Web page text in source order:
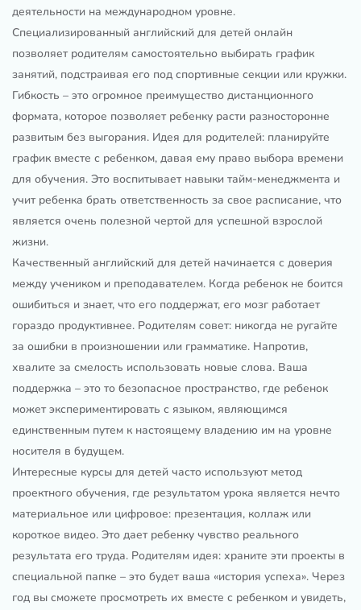
деятельности на международном уровне.
Специализированный английский для детей онлайн
позволяет родителям самостоятельно выбирать график
занятий, подстраивая его под спортивные секции или кружки.
Гибкость – это огромное преимущество дистанционного
формата, которое позволяет ребенку расти разносторонне
развитым без выгорания. Идея для родителей: планируйте
график вместе с ребенком, давая ему право выбора времени
для обучения. Это воспитывает навыки тайм-менеджмента и
учит ребенка брать ответственность за свое расписание, что
является очень полезной чертой для успешной взрослой
жизни.
Качественный английский для детей начинается с доверия
между учеником и преподавателем. Когда ребенок не боится
ошибиться и знает, что его поддержат, его мозг работает
гораздо продуктивнее. Родителям совет: никогда не ругайте
за ошибки в произношении или грамматике. Напротив,
хвалите за смелость использовать новые слова. Ваша
поддержка – это то безопасное пространство, где ребенок
может экспериментировать с языком, являющимся
единственным путем к настоящему владению им на уровне
носителя в будущем.
Интересные курсы для детей часто используют метод
проектного обучения, где результатом урока является нечто
материальное или цифровое: презентация, коллаж или
короткое видео. Это дает ребенку чувство реального
результата его труда. Родителям идея: храните эти проекты в
специальной папке – это будет ваша «история успеха». Через
год вы сможете просмотреть их вместе с ребенком и увидеть,